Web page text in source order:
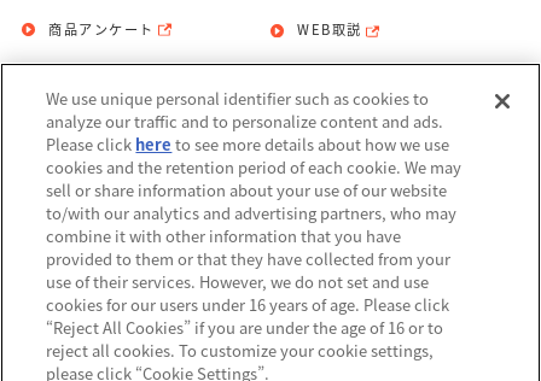
商品アンケート WEB取説
お問い合わせ 個人情報保護方針
利用規約
Do Not Sell or Share My Personal
Information
アレルギー情報
We use unique personal identifier such as cookies to
analyze our traffic and to personalize content and ads.
Please click here to see more details about how we use
cookies and the retention period of each cookie. We may
sell or share information about your use of our website
to/with our analytics and advertising partners, who may
combine it with other information that you have
provided to them or that they have collected from your
use of their services. However, we do not set and use
cookies for our users under 16 years of age. Please click
“Reject All Cookies” if you are under the age of 16 or to
reject all cookies. To customize your cookie settings,
please click “Cookie Settings”.